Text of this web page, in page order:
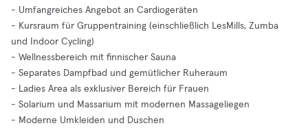
- Umfangreiches Angebot an Cardiogeräten
- Kursraum für Gruppentraining (einschließlich LesMills, Zumba
und Indoor Cycling)
- Wellnessbereich mit finnischer Sauna
- Separates Dampfbad und gemütlicher Ruheraum
- Ladies Area als exklusiver Bereich für Frauen
- Solarium und Massarium mit modernen Massageliegen
- Moderne Umkleiden und Duschen